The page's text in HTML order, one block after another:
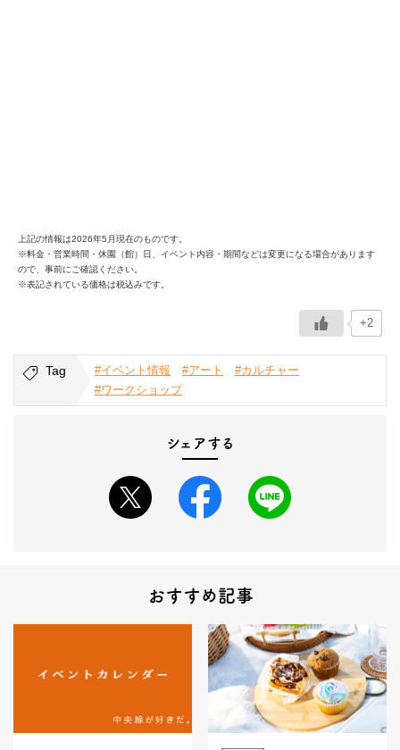
上記の情報は2026年5月現在のものです。
※料金・営業時間・休園（館）日、イベント内容・期間などは変更になる場合があります
ので、事前にご確認ください。
※表記されている価格は税込みです。
+2
Tag #イベント情報 #アート
#カルチャー
#ワークショップ
シェアする
おすすめ記事